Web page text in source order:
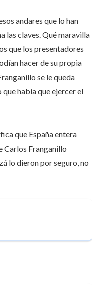
andares que lo han
las claves. Qué maravilla
que los presentadores
hacer de su propia
se le queda
había que ejercer el
que España entera
Carlos Franganillo
lo dieron por seguro, no